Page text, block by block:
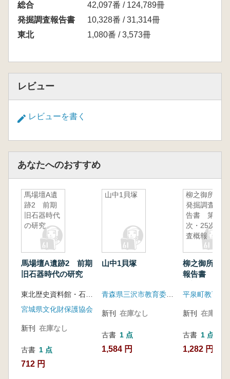
総合
42,097番 / 124,789冊
発掘調査報告書
10,328番 / 31,314冊
東北
1,080番 / 3,573冊
レビュー
レビューを書く
あなたへのおすすめ
馬場壇A遺
跡2 前期
旧石器時代
の研究
馬場壇A遺跡2 前期
旧石器時代の研究
宮城県文化財保護協会
新刊 在庫なし
古書 1 点
712 円
山中1貝塚
山中1貝塚
新刊 在庫なし
古書 1 点
1,584 円
柳之御所跡
発掘調査報
告書 第24
次・25次調
査概報
柳之御所跡
報告書 第24
平泉町教育委
新刊 在庫なし
古書 1 点
1,282 円